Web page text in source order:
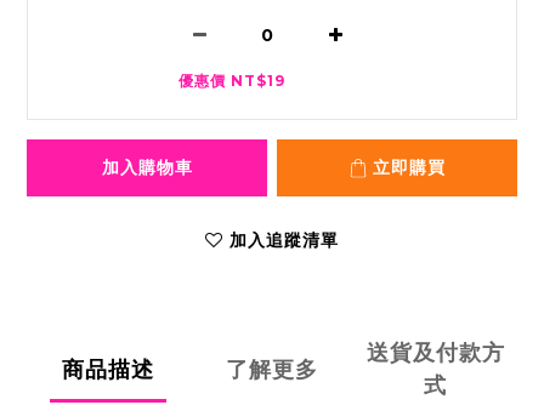
優惠價 NT$19
加入購物車 立即購買
加入追蹤清單
商品描述 了解更多
送貨及付款方
式